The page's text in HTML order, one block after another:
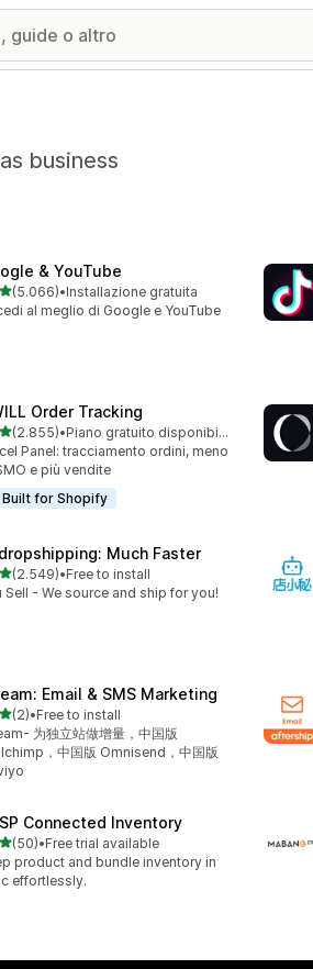
business
& YouTube
su 5
(5.066)
recensioni totali
•Installazione gratuita
al meglio di Google e YouTube
Order Tracking
su 5
(2.855)
recensioni totali
•
Piano gratuito disponibile
Panel: tracciamento ordini, meno
e più vendite
Built for Shopify
Much Faster
su 5
(2.549)
recensioni totali
•Free to install
Sell - We source and ship for you!
Email & SMS Marketing
su 5
(2) totali
•Free to install
为独立站做增量，中国版
，中国版 Omnisend，中国版
Connected Inventory
su 5
(50) totali
•Free trial available
product and bundle inventory in
effortlessly.